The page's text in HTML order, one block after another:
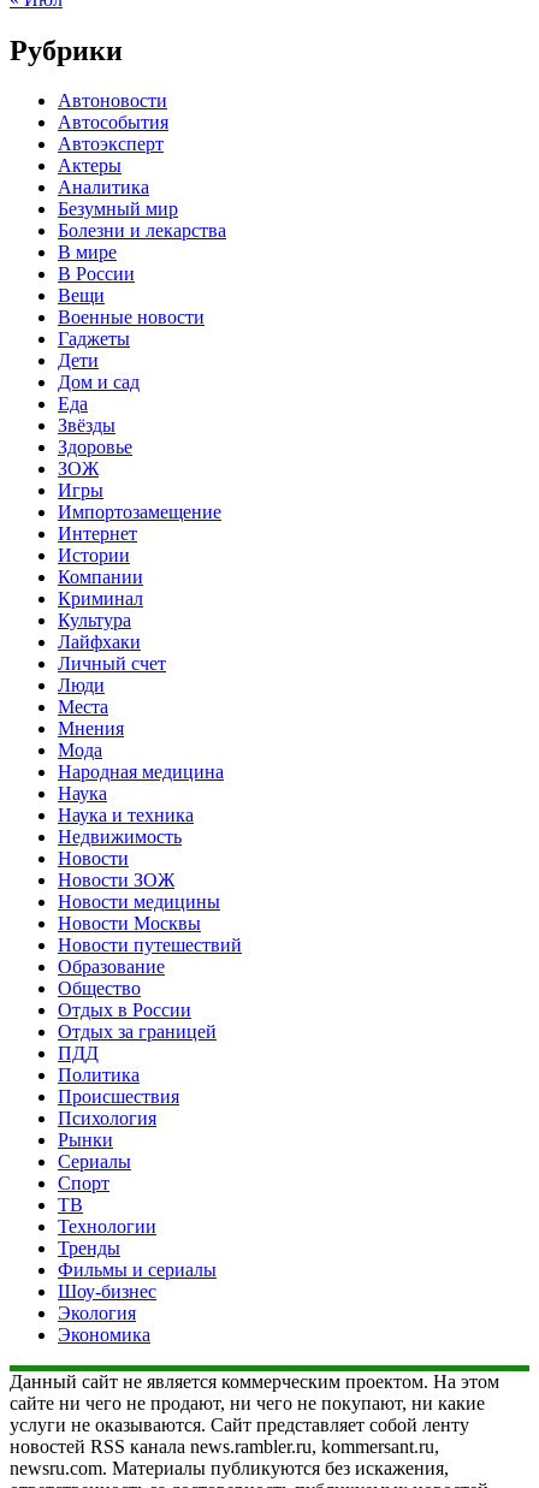
Рубрики
Автоновости
Автособытия
Автоэксперт
Актеры
Аналитика
Безумный мир
Болезни и лекарства
В мире
В России
Вещи
Военные новости
Гаджеты
Дети
Дом и сад
Еда
Звёзды
Здоровье
ЗОЖ
Игры
Импортозамещение
Интернет
Истории
Компании
Криминал
Культура
Лайфхаки
Личный счет
Люди
Места
Мнения
Мода
Народная медицина
Наука
Наука и техника
Недвижимость
Новости
Новости ЗОЖ
Новости медицины
Новости Москвы
Новости путешествий
Образование
Общество
Отдых в России
Отдых за границей
ПДД
Политика
Происшествия
Психология
Рынки
Сериалы
Спорт
ТВ
Технологии
Тренды
Фильмы и сериалы
Шоу-бизнес
Экология
Экономика
Данный сайт не является коммерческим проектом. На этом
сайте ни чего не продают, ни чего не покупают, ни какие
услуги не оказываются. Сайт представляет собой ленту
новостей RSS канала news.rambler.ru, kommersant.ru,
newsru.com. Материалы публикуются без искажения,